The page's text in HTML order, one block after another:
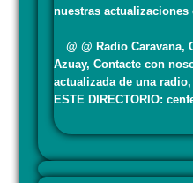
nuestras
@ @ Radio Caravana,
Azuay, Contacte con
actualizada de una
ESTE DIRECTORIO: